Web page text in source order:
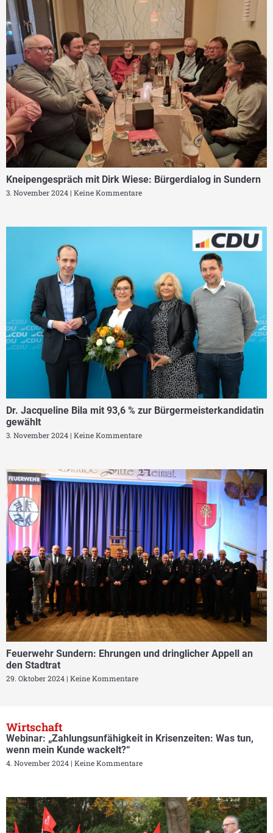
Kneipengespräch mit Dirk Wiese: Bürgerdialog in Sundern
3. November 2024 Keine Kommentare
Dr. Jacqueline Bila mit 93,6 % zur Bürgermeisterkandidatin
gewählt
3. November 2024 Keine Kommentare
Feuerwehr Sundern: Ehrungen und dringlicher Appell an
den Stadtrat
29. Oktober 2024 Keine Kommentare
Wirtschaft
Webinar: „Zahlungsunfähigkeit in Krisenzeiten: Was tun,
wenn mein Kunde wackelt?“
4. November 2024 Keine Kommentare